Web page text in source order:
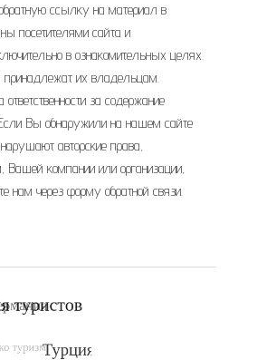
ссылку на материал в
посетителями сайта и
в ознакомительных целях.
их владельцам.
за содержание
Вы обнаружили на нашем сайте
авторские права,
компании или организации,
нам через форму обратной связи.